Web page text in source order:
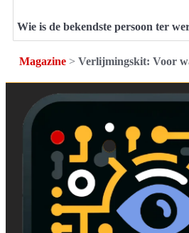
Wie is de bekendste persoon ter
Magazine > Verlijmingskit: Voor